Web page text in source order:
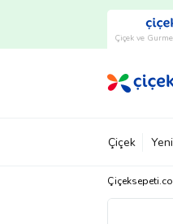
Çiçek ve
Çiçek